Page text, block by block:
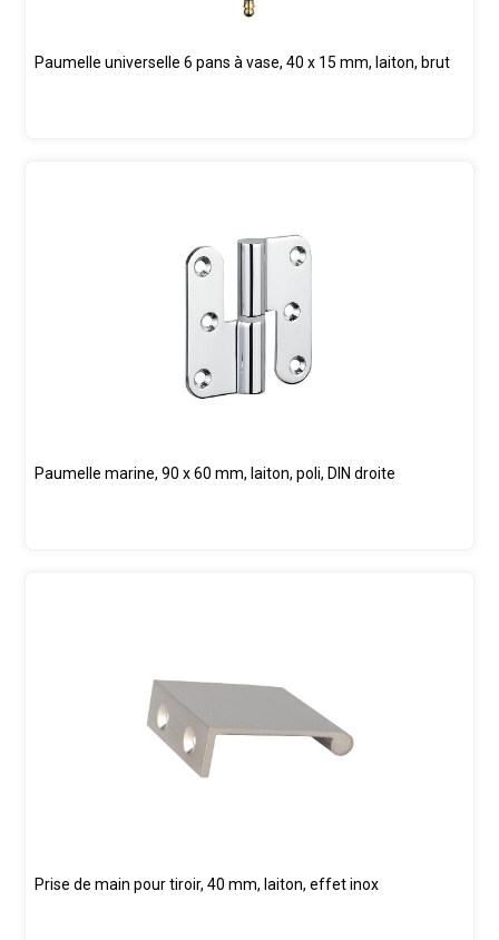
Paumelle universelle 6 pans à vase, 40 x 15 mm, laiton, brut
Paumelle marine, 90 x 60 mm, laiton, poli, DIN droite
Prise de main pour tiroir, 40 mm, laiton, effet inox